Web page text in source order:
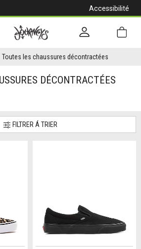
Accessibilité
Toutes les chaussures décontractées
DÉCONTRACTÉES
FILTRER Á TRIER